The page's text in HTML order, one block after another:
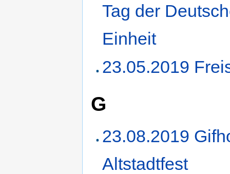
Tag der
Einheit
23.05.2019
G
23.08.2019
Altstadtfest